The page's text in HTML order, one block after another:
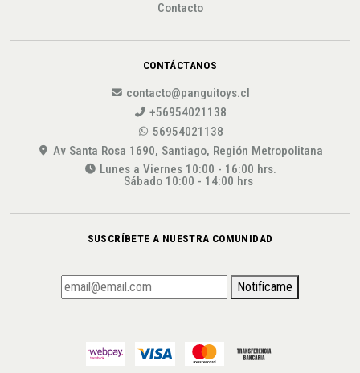
Contacto
CONTÁCTANOS
contacto@panguitoys.cl
+56954021138
56954021138
Av Santa Rosa 1690, Santiago, Región Metropolitana
Lunes a Viernes 10:00 - 16:00 hrs.
Sábado 10:00 - 14:00 hrs
SUSCRÍBETE A NUESTRA COMUNIDAD
Notifícame